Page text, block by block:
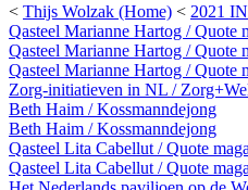
< Thijs Wolzak (Home) < 2021
Qasteel Marianne Hartog / Quote
Qasteel Marianne Hartog / Quote
Qasteel Marianne Hartog / Quote
Zorg-initiatieven in NL /
Beth Haim / Kossmanndejong
Beth Haim / Kossmanndejong
Qasteel Lita Cabellut / Quote
Qasteel Lita Cabellut / Quote